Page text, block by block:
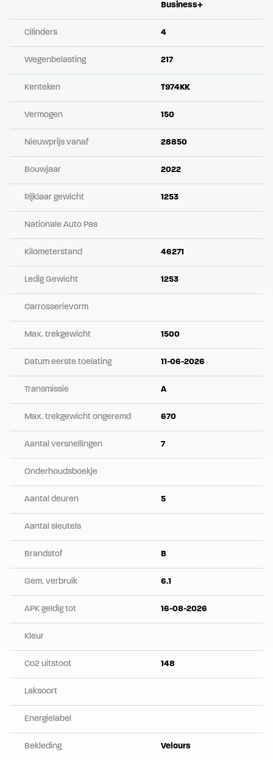
Business+
Cilinders 4
Wegenbelasting 217
Kenteken T974KK
Vermogen 150
Nieuwprijs vanaf 28850
Bouwjaar 2022
Rijklaar gewicht 1253
Nationale Auto Pas
Kilometerstand 46271
Ledig Gewicht 1253
Carrosserievorm
Max. trekgewicht 1500
Datum eerste toelating 11-06-2026
Transmissie A
Max. trekgewicht ongeremd 670
Aantal versnellingen 7
Onderhoudsboekje
Aantal deuren 5
Aantal sleutels
Brandstof B
Gem. verbruik 6.1
APK geldig tot 16-08-2026
Kleur
Co2 uitstoot 148
Laksoort
Energielabel
Bekleding Velours